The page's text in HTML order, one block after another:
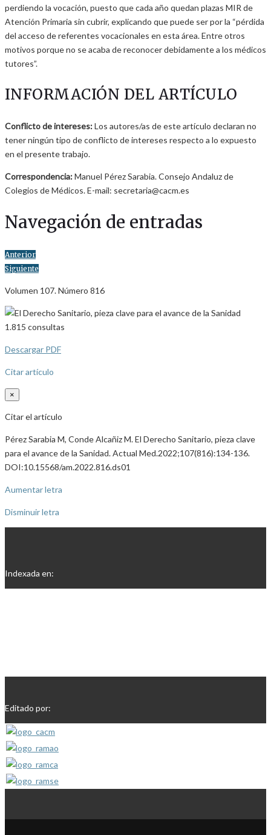
perdiendo la vocación, puesto que cada año quedan plazas MIR de
Atención Primaria sin cubrir, explicando que puede ser por la “pérdida
del acceso de referentes vocacionales en esta área. Entre otros
motivos porque no se acaba de reconocer debidamente a los médicos
tutores”.
INFORMACIÓN DEL ARTÍCULO
Conflicto de intereses:Los autores/as de este artículo declaran no
tener ningún tipo de conflicto de intereses respecto a lo expuesto
en el presente trabajo.
Correspondencia:Manuel Pérez Sarabia. Consejo Andaluz de
Colegios de Médicos. E-mail: secretaria@cacm.es
Navegación de entradas
Anterior
Siguiente
Volumen 107. Número 816
1.815 consultas
Descargar PDF
Citar artículo
×
Citar el artículo
Pérez Sarabia M, Conde Alcañiz M. El Derecho Sanitario, pieza clave
para el avance de la Sanidad. Actual Med.2022;107(816):134-136.
DOI:10.15568/am.2022.816.ds01
Aumentar letra
Disminuir letra
Indexada en:
Editado por: